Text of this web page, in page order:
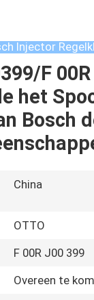
Injector
F
het
Bosch
China
OTTO
F 00R J00 399
Overeen te